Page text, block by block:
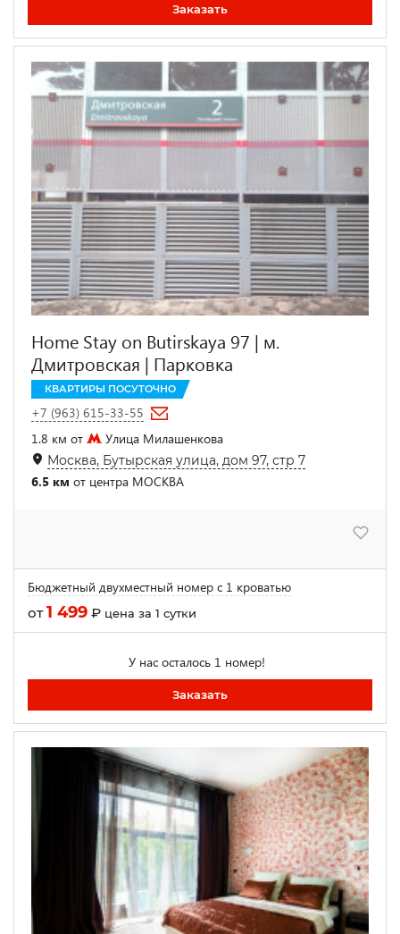
Заказать
Home Stay on Butirskaya 97 | м.
Дмитровская | Парковка
КВАРТИРЫ ПОСУТОЧНО
+7 (963) 615-33-55
1.8 км от
Улица Милашенкова
Москва, Бутырская улица, дом 97, стр 7
6.5 км от центра МОСКВА
Бюджетный двухместный номер с 1 кроватью
от1 499 ₽ цена за 1 сутки
У нас осталось 1 номер!
Заказать